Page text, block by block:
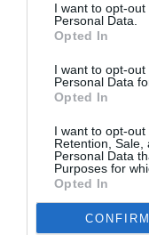
I want to opt-
Personal Data.
Opted In
I want to opt-
Personal Data
Opted In
I want to opt-out
Retention, Sale,
Personal Data
Purposes for
Opted In
CONFIRM
Σχετικά Άρθρα